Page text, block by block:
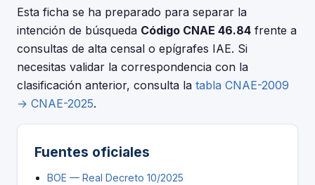
El periodo de adaptación fue hasta el 30 de junio de
2025.
Esta ficha se ha preparado para separar la
intención de búsqueda Código CNAE 46.84 frente a
consultas de alta censal o epígrafes IAE. Si
necesitas validar la correspondencia con la
clasificación anterior, consulta la tabla CNAE-2009
→ CNAE-2025.
Fuentes oficiales
BOE — Real Decreto 10/2025